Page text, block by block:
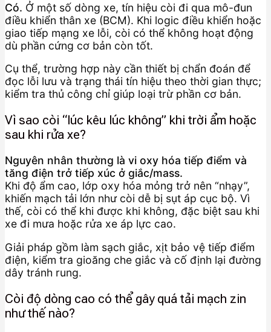
Có. Ở một số dòng xe, tín hiệu còi đi qua mô-đun
điều khiển thân xe (BCM). Khi logic điều khiển hoặc
giao tiếp mạng xe lỗi, còi có thể không hoạt động
dù phần cứng cơ bản còn tốt.
Cụ thể, trường hợp này cần thiết bị chẩn đoán để
đọc lỗi lưu và trạng thái tín hiệu theo thời gian thực;
kiểm tra thủ công chỉ giúp loại trừ phần cơ bản.
Vì sao còi “lúc kêu lúc không” khi trời ẩm hoặc
sau khi rửa xe?
Nguyên nhân thường là vi oxy hóa tiếp điểm và
tăng điện trở tiếp xúc ở giắc/mass.
Khi độ ẩm cao, lớp oxy hóa mỏng trở nên “nhạy”,
khiến mạch tải lớn như còi dễ bị sụt áp cục bộ. Vì
thế, còi có thể khi được khi không, đặc biệt sau khi
xe đi mưa hoặc rửa xe áp lực cao.
Giải pháp gồm làm sạch giắc, xịt bảo vệ tiếp điểm
điện, kiểm tra gioăng che giắc và cố định lại đường
dây tránh rung.
Còi độ dòng cao có thể gây quá tải mạch zin
như thế nào?